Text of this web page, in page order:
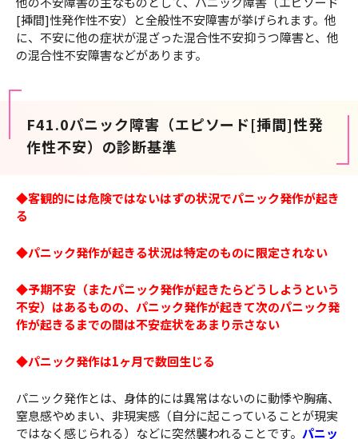
[挿間]性発作性不安）と全般性不安障害が挙げられます。他
に、不安に他の症状が混ざった混合性不安抑うつ障害と、他
の混合性不安障害などがあります。
F41.0パニック障害（エピソード[挿間]性発
作性不安）の診断基準
◆客観的には危険ではないはずの状況でパニック発作が起き
る
◆パニック発作が起きる状況は特定のものに限定されない
◆予期不安（またパニック発作が起きたらどうしようという
不安）はあるものの、パニック発作が起きて次のパニック発
作が起きるまでの間は不安症状をあまり示さない
◆パニック発作は1ヶ月で数回生じる
パニック発作とは、身体的には異常はないのに動悸や胸痛、
窒息感やめまい、非現実感（自分に起こっていることが現実
ではなく感じられる）などに突然襲われることです。 パニッ